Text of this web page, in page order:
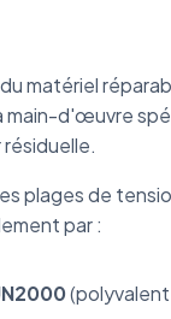
matériel
main-d'œuvre
plages de
par :